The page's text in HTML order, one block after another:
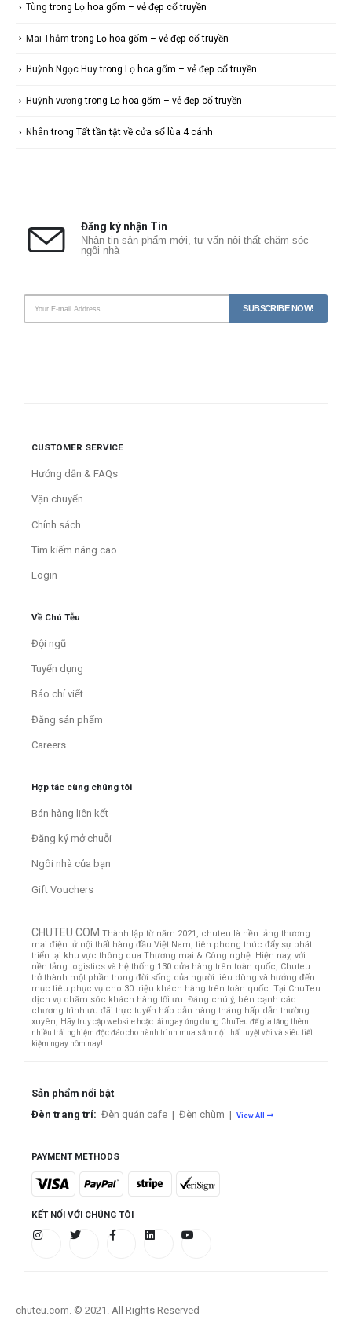
Tùng trong Lọ hoa gốm – vẻ đẹp cổ truyền
Mai Thắm trong Lọ hoa gốm – vẻ đẹp cổ truyền
Huỳnh Ngọc Huytrong Lọ hoa gốm – vẻ đẹp cổ truyền
Huỳnh vương trong Lọ hoa gốm – vẻ đẹp cổ truyền
Nhân trong Tất tần tật về cửa sổ lùa 4 cánh
Đăng ký nhận Tin
Nhận tin sản phẩm mới, tư vấn nội thất chăm sóc
ngôi nhà
CUSTOMER SERVICE
Hướng dẫn & FAQs
Vận chuyển
Chính sách
Tìm kiếm nâng cao
Login
Về Chú Tễu
Đội ngũ
Tuyển dụng
Báo chí viết
Đăng sản phẩm
Careers
Hợp tác cùng chúng tôi
Bán hàng liên kết
Đăng ký mở chuỗi
Ngôi nhà của bạn
Gift Vouchers
CHUTEU.COM Thành lập từ năm 2021, chuteu là nền tảng thương
mại điện tử nội thất hàng đầu Việt Nam, tiên phong thúc đẩy sự phát
triển tại khu vực thông qua Thương mại & Công nghệ. Hiện nay, với
nền tảng logistics và hệ thống 130 cửa hàng trên toàn quốc, Chuteu
trở thành một phần trong đời sống của người tiêu dùng và hướng đến
mục tiêu phục vụ cho 30 triệu khách hàng trên toàn quốc. Tại ChuTeu
dịch vụ chăm sóc khách hàng tối ưu. Đáng chú ý, bên cạnh các
chương trình ưu đãi trực tuyến hấp dẫn hàng tháng hấp dẫn thường
xuyên, Hãy truy cập website hoặc tải ngay ứng dụng ChuTeu để gia tăng thêm
nhiều trải nghiệm độc đáo cho hành trình mua sắm nội thất tuyệt vời và siêu tiết
kiệm ngay hôm nay!
Sản phẩm nổi bật
Đèn trang trí: Đèn quán cafe | Đèn chùm | View All
PAYMENT METHODS
KẾT NỐI VỚI CHÚNG TÔI
chuteu.com. © 2021. All Rights Reserved